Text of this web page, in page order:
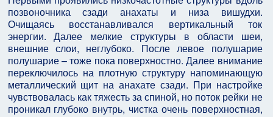
позвоночника сзади анахаты и низа вишудхи.
Очищаясь восстанавливался вертикальный ток
энергии. Далее мелкие структуры в области шеи,
внешние слои, неглубоко. После левое полушарие
полушарие – тоже пока поверхностно. Далее внимание
переключилось на плотную структуру напоминающую
металлический щит на анахате сзади. При настройке
чувствовалась как тяжесть за спиной, но поток рейки не
проникал глубоко внутрь, чистка очень поверхностная,